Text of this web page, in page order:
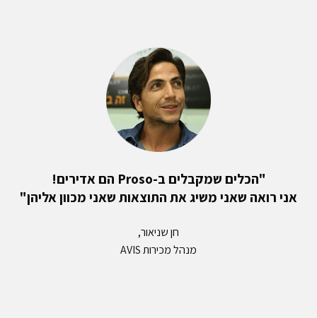
"הכלים שמקבלים ב-Proso הם אדירים!
אני רואה שאני משיג את התוצאות שאני מכוון אליהן"
חן שניאור,
מנהל מכירות AVIS